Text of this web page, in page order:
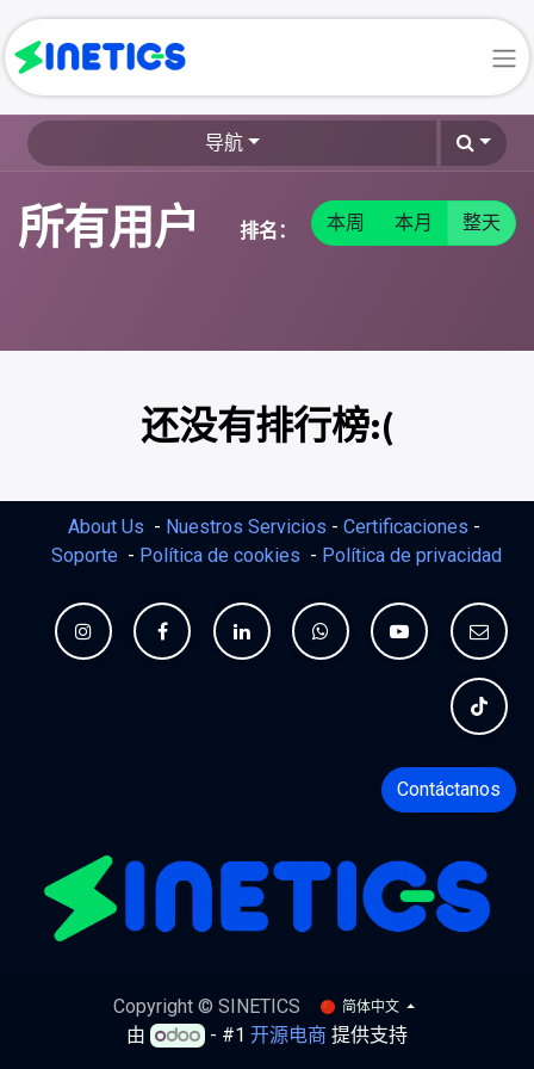
导航
所有用户 排名： 本周 本月 整天
还没有排行榜:(
About Us - Nuestros Servicios - Certificaciones -
Soporte - Política de cookies - Política de privacidad
Contáctanos
Copyright © SINETICS 简体中文
由 - #1开源电商 提供支持